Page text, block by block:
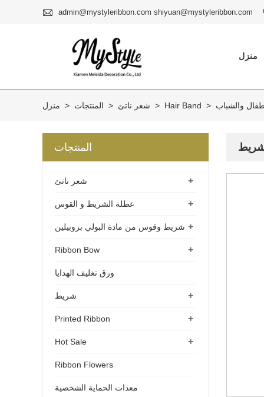
 admin@mystyleribbon.com shiyuan@mystyleribbon.com
منزل
منزل > المنتجات > شعر ناتئ > Hair Band > والشباب
المنتجات
+ شعر ناتئ
+ عطلة الشريط و القوس
+ شريط وقوس من مادة البولي بروبيلين
+
Ribbon Bow
ورق تغليف الهدايا
+ شريط
+
Printed Ribbon
+
Hot Sale
Ribbon Flowers
معدات الحماية الشخصية